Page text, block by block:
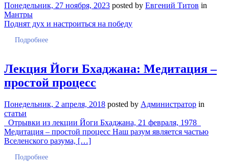
Понедельник, 27 ноября, 2023 posted by Евгений Титов in
Мантры
Поднят дух и настроиться на победу
Подробнее
Лекция Йоги Бхаджана: Медитация –
простой процесс
Понедельник, 2 апреля, 2018 posted by Администратор in
статьи
Отрывки из лекции Йоги Бхаджана, 21 февраля, 1978
Медитация – простой процесс Наш разум является частью
Вселенского разума, […]
Подробнее